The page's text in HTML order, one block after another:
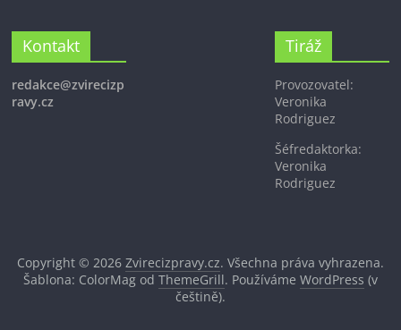
Kontakt
redakce@zvirecizp
ravy.cz
Tiráž
Provozovatel:
Veronika
Rodriguez
Šéfredaktorka:
Veronika
Rodriguez
Copyright © 2026 Zvirecizpravy.cz. Všechna práva vyhrazena.
Šablona: ColorMag od ThemeGrill. Používáme WordPress (v
češtině).